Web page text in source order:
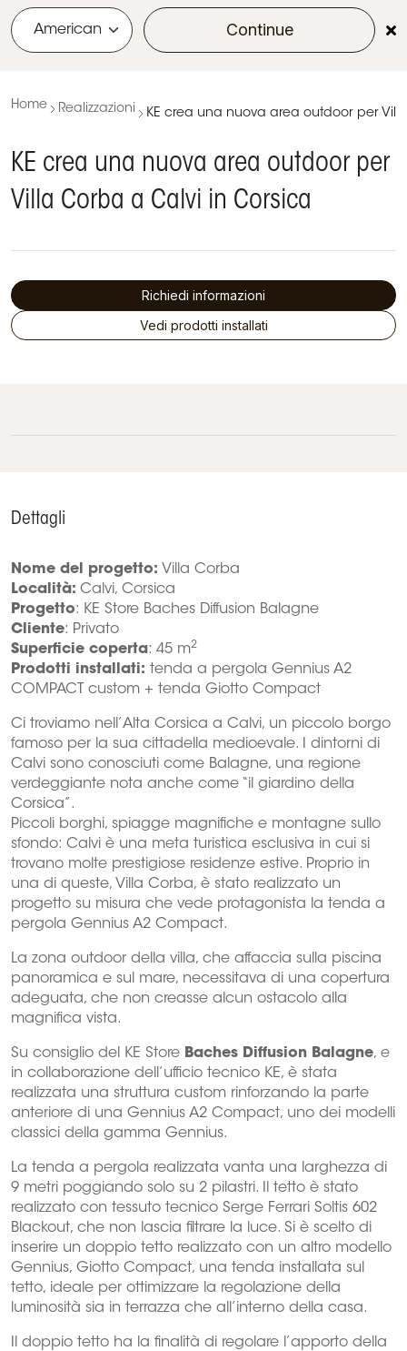
Continue
Home Realizzazioni KE crea una nuova area outdoor per
KE crea una nuova area outdoor per
Villa Corba a Calvi in Corsica
Richiedi informazioni
Vedi prodotti installati
Dettagli
Nome del progetto: Villa Corba
Località: Calvi, Corsica
Progetto: KE Store Baches Diffusion Balagne
Cliente: Privato
Superficie coperta: 45 m2
Prodotti installati: tenda a pergola Gennius A2
COMPACT custom + tenda Giotto Compact
Ci troviamo nell’Alta Corsica a Calvi, un piccolo borgo
famoso per la sua cittadella medioevale. I dintorni di
Calvi sono conosciuti come Balagne, una regione
verdeggiante nota anche come “il giardino della
Corsica”.
Piccoli borghi, spiagge magnifiche e montagne sullo
sfondo: Calvi è una meta turistica esclusiva in cui si
trovano molte prestigiose residenze estive. Proprio in
una di queste, Villa Corba, è stato realizzato un
progetto su misura che vede protagonista la tenda a
pergola Gennius A2 Compact.
La zona outdoor della villa, che affaccia sulla piscina
panoramica e sul mare, necessitava di una copertura
adeguata, che non creasse alcun ostacolo alla
magnifica vista.
Su consiglio del KE Store Baches Diffusion Balagne, e
in collaborazione dell’ufficio tecnico KE, è stata
realizzata una struttura custom rinforzando la parte
anteriore di una Gennius A2 Compact, uno dei modelli
classici della gamma Gennius.
La tenda a pergola realizzata vanta una larghezza di
9 metri poggiando solo su 2 pilastri. Il tetto è stato
realizzato con tessuto tecnico Serge Ferrari Soltis 602
Blackout, che non lascia filtrare la luce. Si è scelto di
inserire un doppio tetto realizzato con un altro modello
Gennius, Giotto Compact, una tenda installata sul
tetto, ideale per ottimizzare la regolazione della
luminosità sia in terrazza che all’interno della casa.
Il doppio tetto ha la finalità di regolare l’apporto della